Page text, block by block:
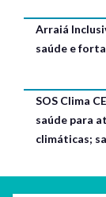
Arraiá
saúde e
SOS Clima
saúde para
climáticas;